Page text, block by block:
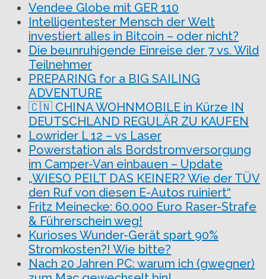
Vendee Globe mit GER 110
Intelligentester Mensch der Welt
investiert alles in Bitcoin – oder nicht?
Die beunruhigende Einreise der 7 vs. Wild
Teilnehmer
PREPARING for a BIG SAILING
ADVENTURE
🇨🇳 CHINA WOHNMOBILE in Kürze IN
DEUTSCHLAND REGULÄR ZU KAUFEN
Lowrider L 12 – vs Laser
Powerstation als Bordstromversorgung
im Camper-Van einbauen – Update
„WIESO PEILT DAS KEINER? Wie der TÜV
den Ruf von diesen E-Autos ruiniert“
Fritz Meinecke: 60.000 Euro Raser-Strafe
& Führerschein weg!
Kurioses Wunder-Gerät spart 90%
Stromkosten?! Wie bitte?
Nach 20 Jahren PC: warum ich (gwegner)